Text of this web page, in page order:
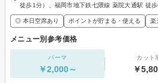
徒歩1分）、福岡市地下鉄七隈線 薬院大通駅 徒
◎ 本日空席あり ポイントが貯まる・使える 楽
メニュー別参考価格
パーマ
￥2,000～
カット
￥